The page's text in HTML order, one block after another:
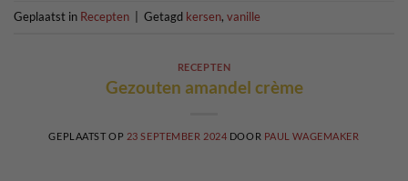
Geplaatst in Recepten Getagd kersen, vanille
RECEPTEN
Gezouten amandel crème
GEPLAATST OP 23 SEPTEMBER 2024 DOOR PAUL WAGEMAKER